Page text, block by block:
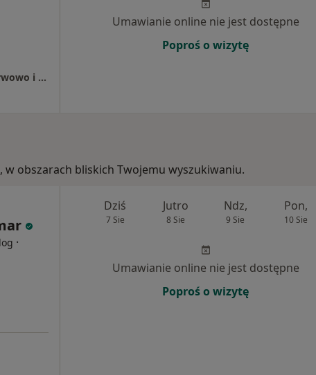
Wojewódzki Szpital Specjalistyczny dla Nerwowo i Psychicznie Chorych Samodzielny Publiczny Zakład Opieki Zdrowotnej
Umawianie online nie jest dostępne
Poproś o wizytę
w obszarach bliskich Twojemu wyszukiwaniu.
·
Dziś
7 Sie
Jutro
8 Sie
Ndz,
9 Sie
Pon,
10 Sie
Umawianie online nie jest dostępne
Poproś o wizytę